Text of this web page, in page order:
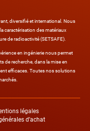
diversifié et international. Nous
caractérisation des matériaux
de radioactivité (SETSAFE).
en ingénierie nous permet
de recherche, dans la mise en
efficaces. Toutes nos solutions
légales
d’achat